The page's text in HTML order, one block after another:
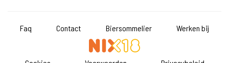
Faq Contact Biersommelier Werken bij